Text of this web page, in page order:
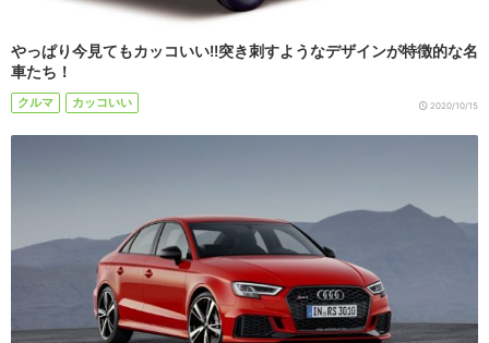
やっぱり今見てもカッコいい!!突き刺すようなデザインが特徴的な名
車たち！
クルマ カッコいい 2020/10/15